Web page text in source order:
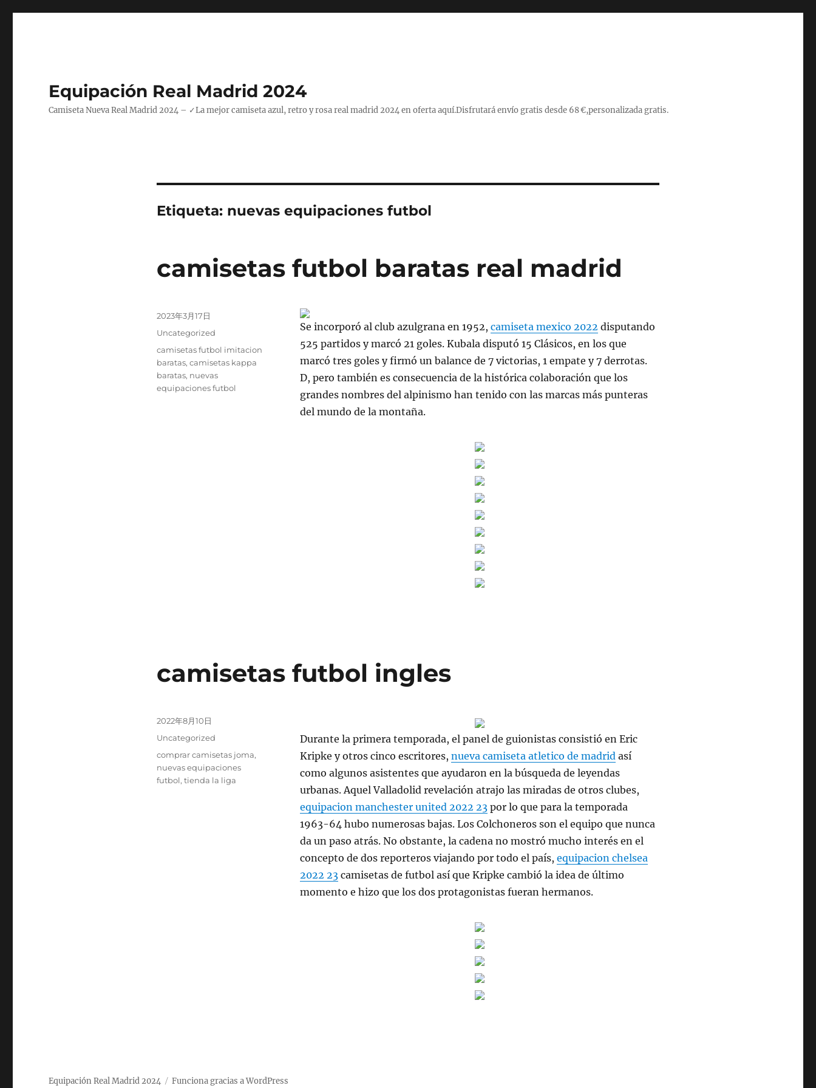
Equipación Real Madrid 2024
Camiseta Nueva Real Madrid 2024 – ✓La mejor camiseta azul, retro y rosa real madrid 2024 en oferta aquí.Disfrutará envío gratis desde 68 €,personalizada gratis.
Etiqueta: nuevas equipaciones futbol
camisetas futbol baratas real madrid
Se incorporó al club azulgrana en 1952,camiseta mexico 2022 disputando
525 partidos y marcó 21 goles. Kubala disputó 15 Clásicos, en los que
marcó tres goles y firmó un balance de 7 victorias, 1 empate y 7 derrotas.
D, pero también es consecuencia de la histórica colaboración que los
grandes nombres del alpinismo han tenido con las marcas más punteras
del mundo de la montaña.
Publicado
2023年3月17日
Categorías
Uncategorized
Etiquetas
camisetas futbol imitacion
baratas, camisetas kappa
baratas, nuevas
equipaciones futbol
camisetas futbol ingles
Durante la primera temporada, el panel de guionistas consistió en Eric
Kripke y otros cinco escritores,nueva camiseta atletico de madrid así
como algunos asistentes que ayudaron en la búsqueda de leyendas
urbanas. Aquel Valladolid revelación atrajo las miradas de otros clubes,
equipacion manchester united 2022 23 por lo que para la temporada
1963-64 hubo numerosas bajas. Los Colchoneros son el equipo que nunca
da un paso atrás. No obstante, la cadena no mostró mucho interés en el
concepto de dos reporteros viajando por todo el país,equipacion chelsea
2022 23 camisetas de futbol así que Kripke cambió la idea de último
momento e hizo que los dos protagonistas fueran hermanos.
Publicado
2022年8月10日
Categorías
Uncategorized
Etiquetas
comprar camisetas joma,
nuevas equipaciones
futbol, tienda la liga
Equipación Real Madrid 2024 Funciona gracias a WordPress